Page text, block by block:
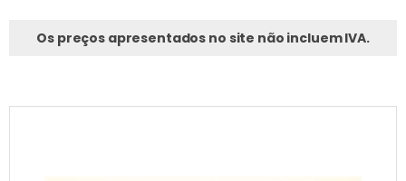
Os preços apresentados no site não incluem IVA.